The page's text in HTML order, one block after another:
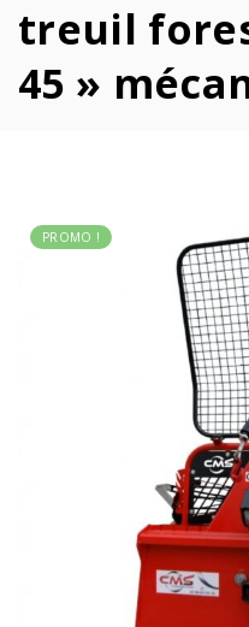
treuil
45 »
PROMO !